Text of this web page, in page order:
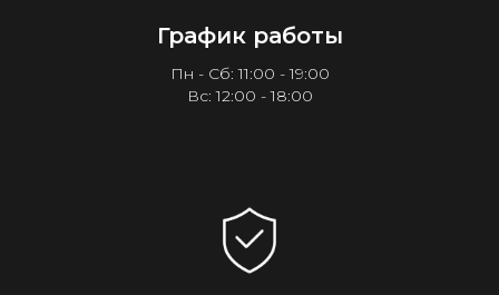
График работы
Пн - Сб: 11:00 - 19:00
Вс: 12:00 - 18:00